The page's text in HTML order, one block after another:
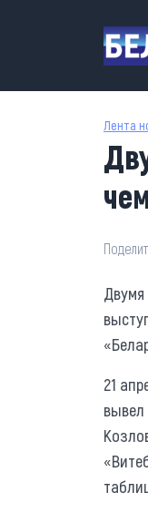
Лента
21
вывел